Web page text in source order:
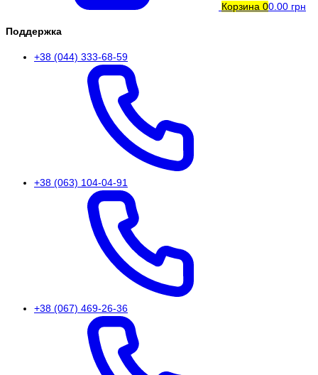
Корзина 00.00 грн
Поддержка
+38 (044) 333-68-59
+38 (063) 104-04-91
+38 (067) 469-26-36